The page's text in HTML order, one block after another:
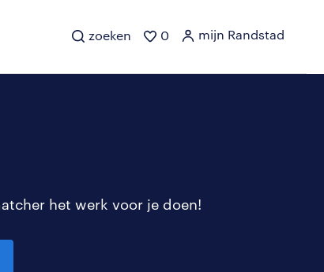
zoeken 0 mijn Randstad
het werk voor je doen!